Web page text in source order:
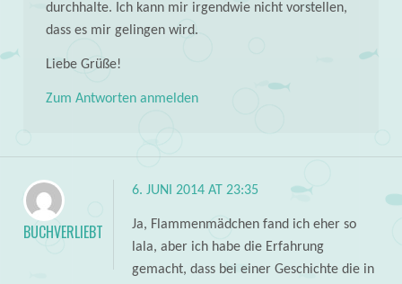
durchhalte. Ich kann mir irgendwie nicht vorstellen,
dass es mir gelingen wird.
Liebe Grüße!
Zum Antworten anmelden
BUCHVERLIEBT
6. JUNI 2014 AT 23:35
Ja, Flammenmädchen fand ich eher so
lala, aber ich habe die Erfahrung
gemacht, dass bei einer Geschichte die in